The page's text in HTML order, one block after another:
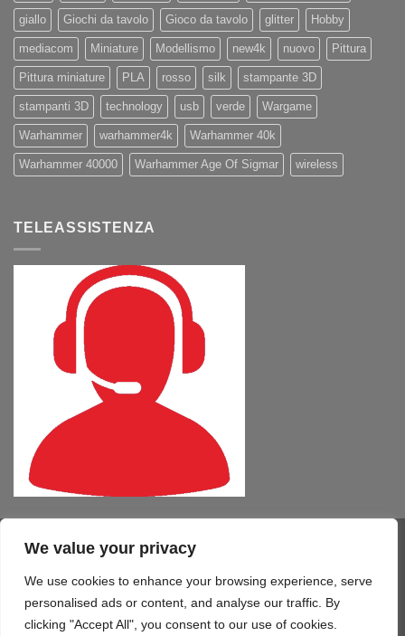
We value your privacy
We use cookies to enhance your browsing experience, serve
personalised ads or content, and analyse our traffic. By
clicking "Accept All", you consent to our use of cookies.
giallo Giochi da tavolo Gioco da tavolo glitter Hobby
mediacom Miniature Modellismo new4k nuovo Pittura
Pittura miniature PLA rosso silk stampante 3D
stampanti 3D technology usb verde Wargame
Warhammer warhammer4k Warhammer 40k
Warhammer 40000 Warhammer Age Of Sigmar wireless
TELEASSISTENZA
Visa PayPal MasterCard
Delivery
COMPUTER – TABLET – SMARTPHONE SOFTWARE
SERVIZI
STAMPA 3D
TELEFONIA CONTATTI
Copyright 2026 ©Mono Informatica S.r.l.c.r.